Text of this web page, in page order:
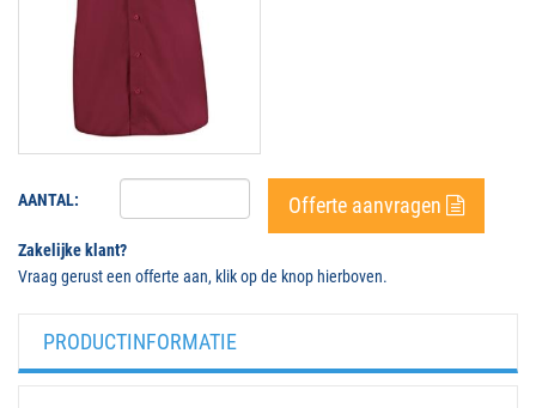
AANTAL: Offerte aanvragen
Zakelijke klant?
Vraag gerust een offerte aan, klik op de knop hierboven.
PRODUCTINFORMATIE